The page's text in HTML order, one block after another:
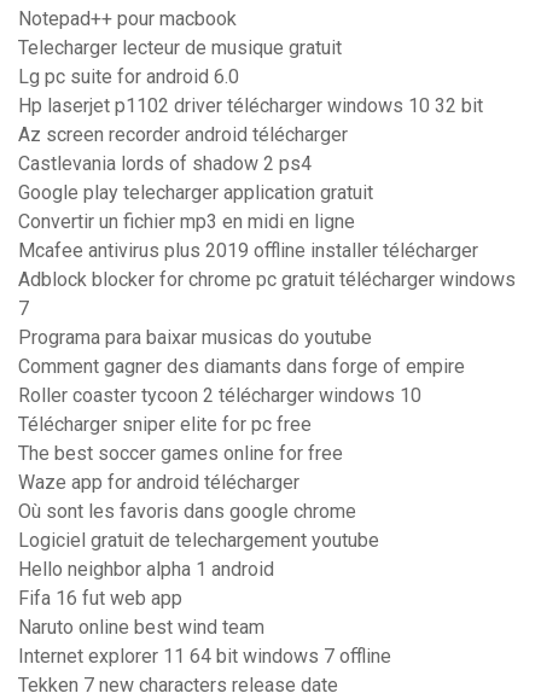
Notepad++ pour macbook
Telecharger lecteur de musique gratuit
Lg pc suite for android 6.0
Hp laserjet p1102 driver télécharger windows 10 32 bit
Az screen recorder android télécharger
Castlevania lords of shadow 2 ps4
Google play telecharger application gratuit
Convertir un fichier mp3 en midi en ligne
Mcafee antivirus plus 2019 offline installer télécharger
Adblock blocker for chrome pc gratuit télécharger windows
7
Programa para baixar musicas do youtube
Comment gagner des diamants dans forge of empire
Roller coaster tycoon 2 télécharger windows 10
Télécharger sniper elite for pc free
The best soccer games online for free
Waze app for android télécharger
Où sont les favoris dans google chrome
Logiciel gratuit de telechargement youtube
Hello neighbor alpha 1 android
Fifa 16 fut web app
Naruto online best wind team
Internet explorer 11 64 bit windows 7 offline
Tekken 7 new characters release date